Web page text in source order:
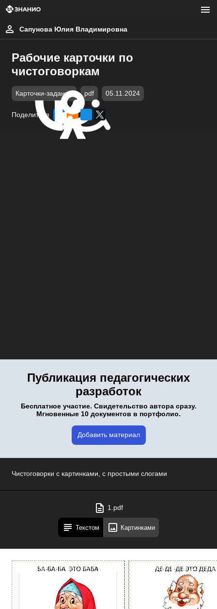
Сапунова Юлия Владимировна
Рабочие карточки по
чистоговоркам
Карточки-задания pdf 05.11.2024
Поделиться
Публикация педагогических
разработок
Бесплатное участие. Свидетельство автора сразу.
Мгновенные 10 документов в портфолио.
Добавить материал
Чистоговорки с картинками, с простыми слогами
1.pdf
Текстом Картинками